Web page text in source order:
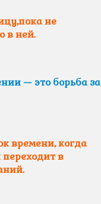
не
в ней.
— это борьба за
времени, когда
в